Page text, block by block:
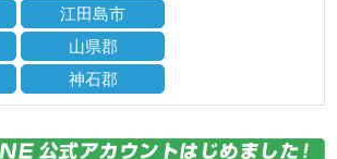
江田島市
山県郡
神石郡